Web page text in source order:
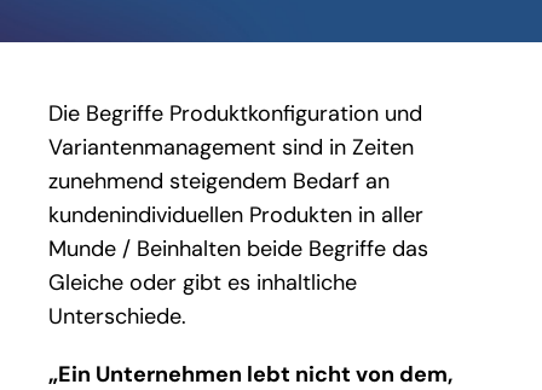
Die Begriffe Produktkonfiguration und
Variantenmanagement sind in Zeiten
zunehmend steigendem Bedarf an
kundenindividuellen Produkten in aller
Munde / Beinhalten beide Begriffe das
Gleiche oder gibt es inhaltliche
Unterschiede.
„Ein Unternehmen lebt nicht von dem,